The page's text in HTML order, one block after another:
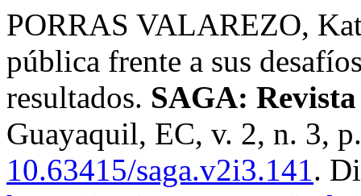
PORRAS VALAREZO,
pública frente a sus
resultados. SAGA:
Guayaquil, EC, v. 2, n. 3,
10.63415/saga.v2i3.141.